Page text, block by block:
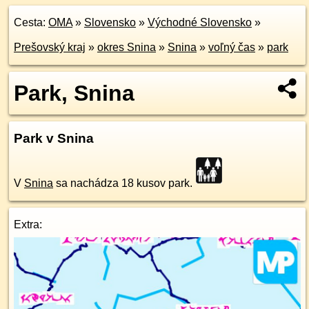
Cesta: OMA» Slovensko » Východné Slovensko »
Prešovský kraj » okres Snina » Snina » voľný čas » park
Park, Snina
Park v Snina
V Snina sa nachádza 18 kusov park.
Extra: